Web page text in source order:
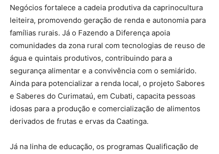
Negócios fortalece a cadeia produtiva da caprinocultura
leiteira, promovendo geração de renda e autonomia para
famílias rurais. Já o Fazendo a Diferença apoia
comunidades da zona rural com tecnologias de reuso de
água e quintais produtivos, contribuindo para a
segurança alimentar e a convivência com o semiárido.
Ainda para potencializar a renda local, o projeto Sabores
e Saberes do Curimataú, em Cubati, capacita pessoas
idosas para a produção e comercialização de alimentos
derivados de frutas e ervas da Caatinga.
Já na linha de educação, os programas Qualificação de